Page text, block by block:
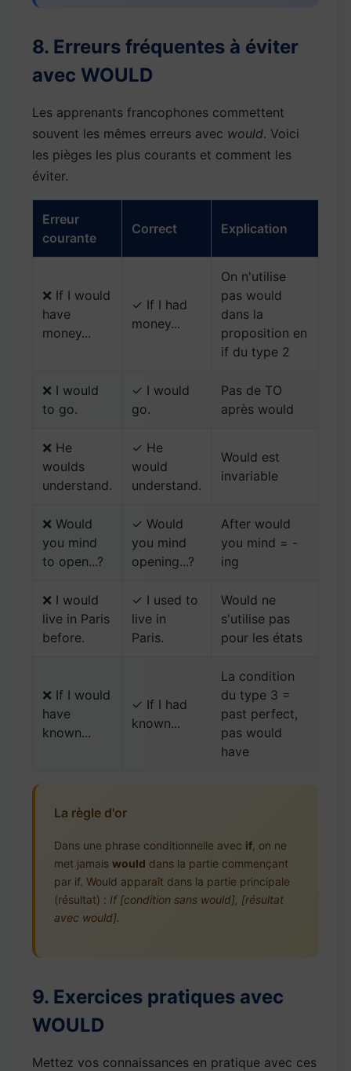
8. Erreurs fréquentes à éviter
avec WOULD
Les apprenants francophones commettent
souvent les mêmes erreurs avec would. Voici
les pièges les plus courants et comment les
éviter.
Erreur
courante
Correct Explication
❌ If I would
have
money...
✓ If I had
money...
On n'utilise
pas would
dans la
proposition en
if du type 2
❌ I would
to go.
✓ I would
go.
Pas de TO
après would
❌ He
woulds
understand.
✓ He
would
understand.
Would est
invariable
❌ Would
you mind
to open...?
✓ Would
you mind
opening...?
After would
you mind = -
ing
❌ I would
live in Paris
before.
✓ I used to
live in
Paris.
Would ne
s'utilise pas
pour les états
❌ If I would
have
known...
✓ If I had
known...
La condition
du type 3 =
past perfect,
pas would
have
La règle d'or
Dans une phrase conditionnelle avec if , on ne
met jamais would dans la partie commençant
par if. Would apparaît dans la partie principale
(résultat) : If [condition sans would], [résultat
avec would].
9. Exercices pratiques avec
WOULD
Mettez vos connaissances en pratique avec ces